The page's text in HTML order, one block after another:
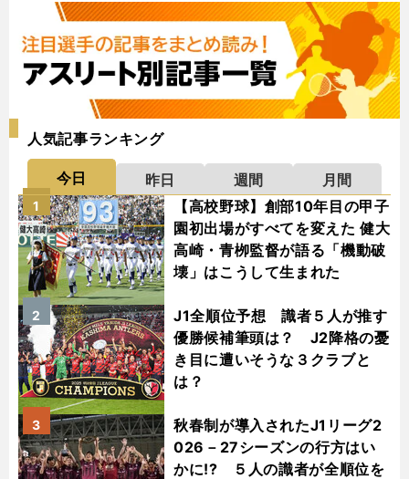
人気記事ランキング
今日 昨日 週間
月間
【高校野球】創部10年目の甲子
園初出場がすべてを変えた 健大
高崎・青栁監督が語る「機動破
壊」はこうして生まれた
1
J1全順位予想 識者５人が推す
優勝候補筆頭は？ J2降格の憂
き目に遭いそうな３クラブと
は？
2
秋春制が導入されたJ1リーグ2
026－27シーズンの行方はい
かに!? ５人の識者が全順位を
3